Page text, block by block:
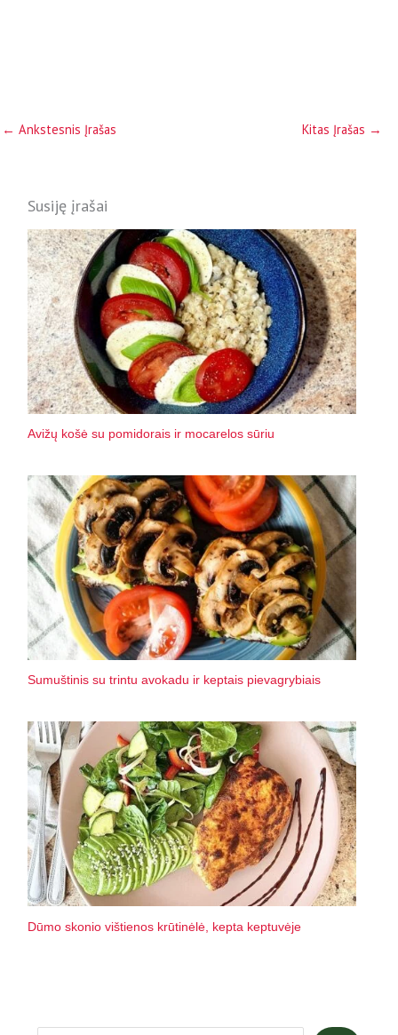
← Ankstesnis Įrašas Kitas Įrašas →
Susiję įrašai
Avižų košė su pomidorais ir mocarelos sūriu
Sumuštinis su trintu avokadu ir keptais pievagrybiais
Dūmo skonio vištienos krūtinėlė, kepta keptuvėje